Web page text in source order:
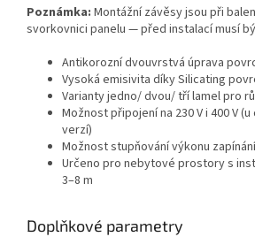
Poznámka: Montážní závěsy jsou při
svorkovnici panelu — před instalací musí
Antikorozní dvouvrstvá úprava
Vysoká emisivita díky Silicating
Varianty jedno/ dvou/ tří lamel pro
Možnost připojení na 230 V i 400 V
verzí)
Možnost stupňování výkonu
Určeno pro nebytové prostory s
3–8 m
Doplňkové parametry